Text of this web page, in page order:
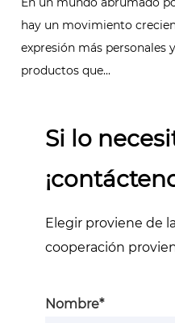
hay un movimiento
expresión más personales
productos que...
Si lo
Elegir proviene de
cooperación
Nombre*